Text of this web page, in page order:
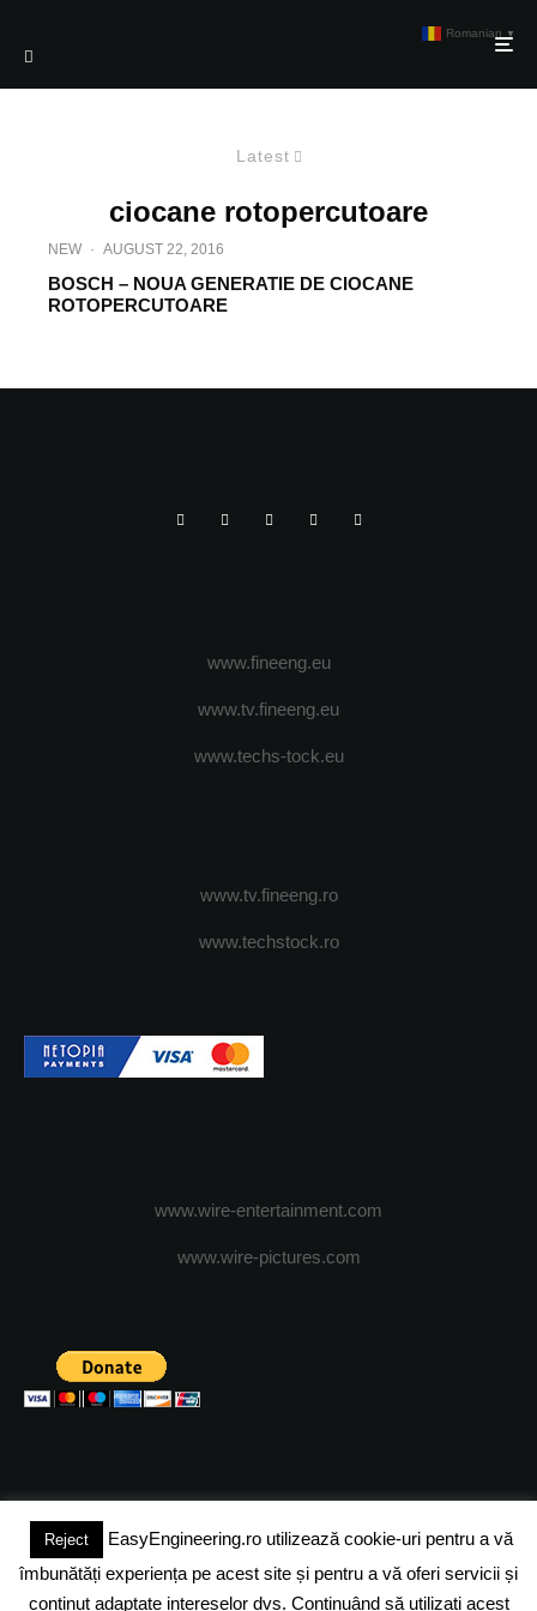
Latest
ciocane rotopercutoare
NEW · AUGUST 22, 2016
BOSCH – NOUA GENERATIE DE CIOCANE
ROTOPERCUTOARE
www.fineeng.eu
www.tv.fineeng.eu
www.techs-tock.eu
www.tv.fineeng.ro
www.techstock.ro
www.wire-entertainment.com
www.wire-pictures.com
(c) 2024 - FineEngineeringMagazine. All rights reserved.
DESPRE NOI ADVERTISING JOBS DESPRE COOKIES
Reject
EasyEngineering.ro utilizează cookie-uri pentru a vă
îmbunătăți experiența pe acest site și pentru a vă oferi servicii și
conținut adaptate intereselor dvs. Continuând să utilizați acest
Romanian ▼